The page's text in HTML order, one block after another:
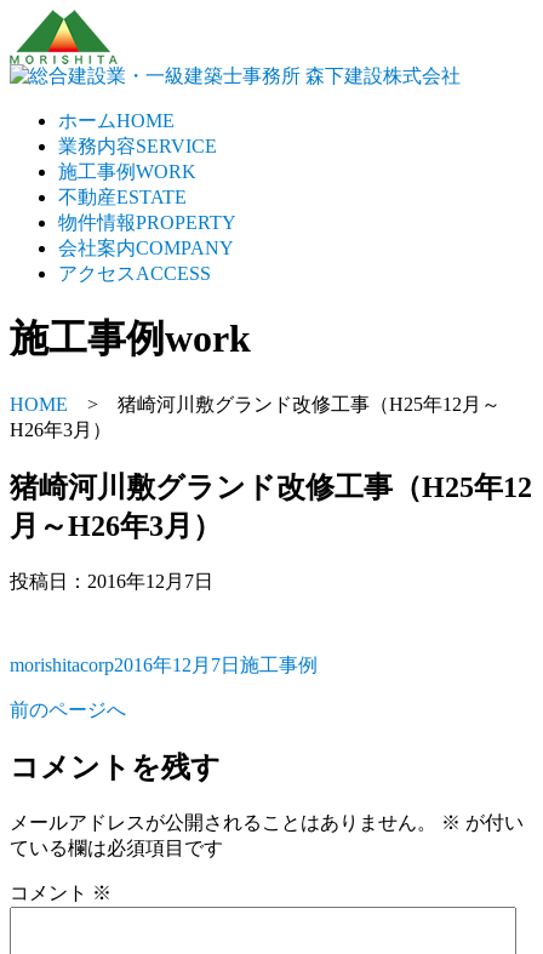
ホームHOME
業務内容SERVICE
施工事例WORK
不動産ESTATE
物件情報PROPERTY
会社案内COMPANY
アクセスACCESS
施工事例work
HOME > 猪崎河川敷グランド改修工事（H25年12月～
H26年3月）
猪崎河川敷グランド改修工事（H25年12
月～H26年3月）
投稿日：2016年12月7日
投
者
morishitacorp
投
2016年12月7日
カ
施工事例
前のページへ
コメントを残す
メールアドレスが公開されることはありません。 ※ が付い
ている欄は必須項目です
コメント ※